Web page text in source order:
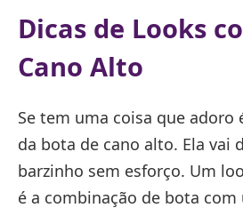
Dicas de Looks
Cano Alto
Se tem uma coisa que adoro
da bota de cano alto. Ela vai
barzinho sem esforço. Um
é a combinação de bota